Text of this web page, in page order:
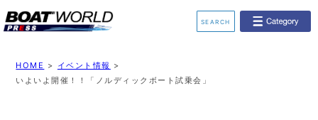
SEARCH
業界ニュース
HOME > イベント情報 >
いよいよ開催！！「ノルディックボート試乗会」